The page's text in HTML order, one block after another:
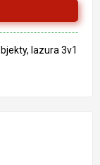
lazura 3v1